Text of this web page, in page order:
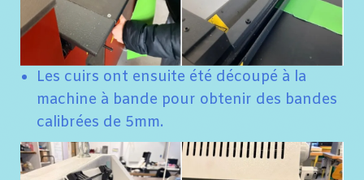
Les cuirs ont ensuite été découpé à la
machine à bande pour obtenir des bandes
calibrées de 5mm.